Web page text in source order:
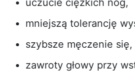
uczucie ciężkich nóg,
mniejszą tolerancję
szybsze męczenie się,
zawroty głowy przy